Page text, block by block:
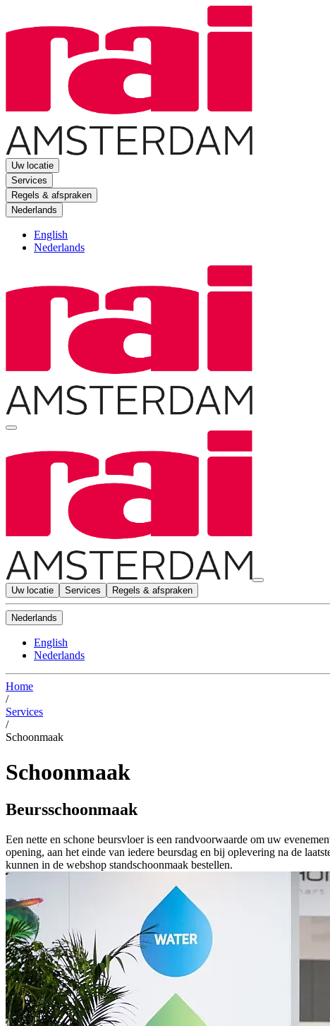
Uw locatie
Services
Regels & afspraken
Nederlands
English
Nederlands
Uw locatie Services Regels & afspraken
Nederlands
English
Nederlands
Home
/
Services
/
Schoonmaak
Schoonmaak
Beursschoonmaak
Een nette en schone beursvloer is een randvoorwaarde om uw
opening, aan het einde van iedere beursdag en bij oplevering na de
kunnen in de webshop standschoonmaak bestellen.